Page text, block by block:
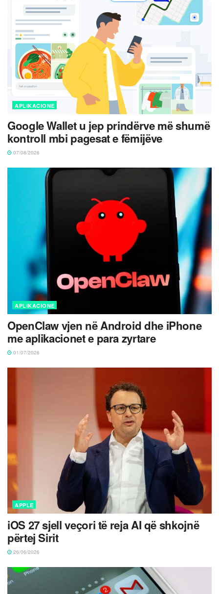
APLIKACIONE
Google Wallet u jep prindërve më shumë
kontroll mbi pagesat e fëmijëve
07/08/2026
APLIKACIONE
OpenClaw vjen në Android dhe iPhone
me aplikacionet e para zyrtare
01/07/2026
APPLE
iOS 27 sjell veçori të reja AI që shkojnë
përtej Sirit
26/06/2026